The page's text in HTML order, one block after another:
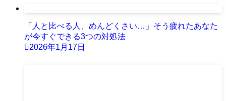
「人と比べる人、めんどくさい…」そう疲れたあなた
が今すぐできる3つの対処法
2026年1月17日